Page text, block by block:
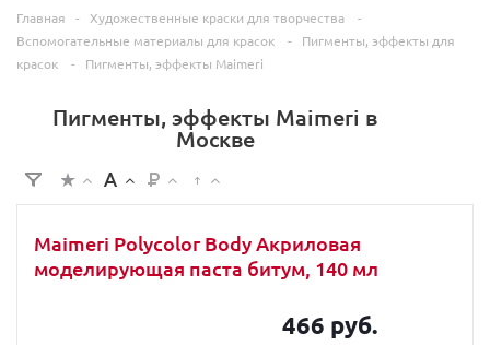
Главная - Художественные краски для творчества
-
Вспомогательные материалы для красок
-
Пигменты, эффекты для
красок
- Пигменты, эффекты Maimeri
Пигменты, эффекты Maimeri в
Москве
Maimeri Polycolor Body Акриловая
моделирующая паста битум, 140 мл
466 руб.